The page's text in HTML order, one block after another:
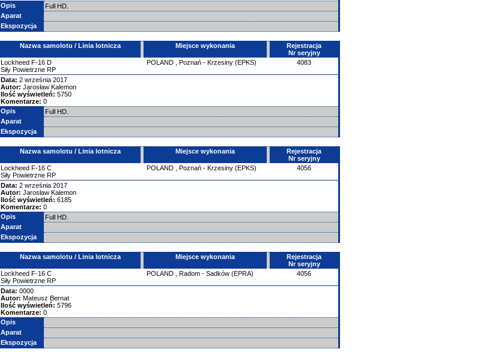
Opis
Full HD.
Aparat
Ekspozycja
Nazwa samolotu / Linia lotnicza Miejsce wykonania
Rejestracja
Nr seryjny
Lockheed F-16 D
Siły Powietrzne RP
POLAND Poznań - Krzesiny (EPKS) 4083
Data: 2 września 2017
Autor: Jarosław Kalemon
Ilość wyświetleń: 5750
Komentarze: 0
Opis
Full HD.
Aparat
Ekspozycja
Nazwa samolotu / Linia lotnicza Miejsce wykonania
Rejestracja
Nr seryjny
Lockheed F-16 C
Siły Powietrzne RP
POLAND Poznań - Krzesiny (EPKS) 4056
Data: 2 września 2017
Autor: Jarosław Kalemon
Ilość wyświetleń: 6185
Komentarze: 0
Opis
Full HD.
Aparat
Ekspozycja
Nazwa samolotu / Linia lotnicza Miejsce wykonania
Rejestracja
Nr seryjny
Lockheed F-16 C
Siły Powietrzne RP
POLAND Radom - Sadków (EPRA) 4056
Data: 0000
Autor: Mateusz Bernat
Ilość wyświetleń: 5796
Komentarze: 0
Opis
Aparat
Ekspozycja